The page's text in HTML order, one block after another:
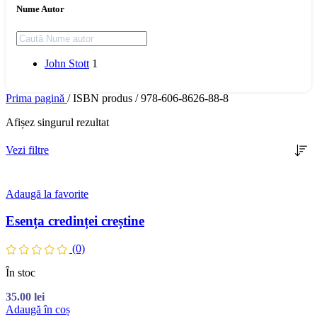
Nume Autor
John Stott 1
Prima pagină / ISBN produs / 978-606-8626-88-8
Afișez singurul rezultat
Vezi filtre
Adaugă la favorite
Esența credinței creștine
(0)
În stoc
35.00 lei
Adaugă în coș